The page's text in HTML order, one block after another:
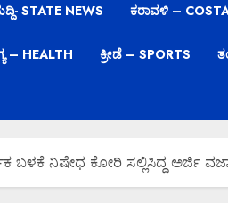
STATE NEWS ಕರಾವಳಿ –
– HEALTH ಕ್ರೀಡೆ – SPORTS
ಬಳಕೆ ನಿಷೇಧ ಕೋರಿ ಸಲ್ಲಿಸಿದ್ದ ಅರ್ಜಿ